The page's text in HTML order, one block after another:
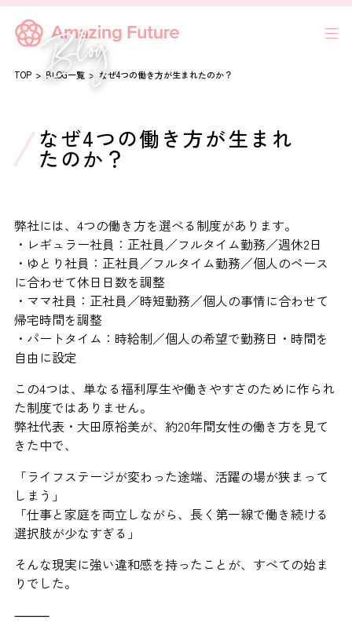
TOP BLOG一覧 なぜ4つの働き方が生まれたのか？
なぜ4つの働き方が生まれ
たのか？
弊社には、4つの働き方を選べる制度があります。
・レギュラー社員：正社員／フルタイム勤務／週休2日
・ゆとり社員：正社員／フルタイム勤務／個人のペース
に合わせて休日日数を調整
・ママ社員：正社員／時短勤務／個人の事情に合わせて
帰宅時間を調整
・パートタイム：時給制／個人の希望で勤務日・時間を
自由に設定
この4つは、単なる福利厚生や働きやすさのために作られ
た制度ではありません。
弊社代表・大田原裕美が、約20年間女性の働き方を見て
きた中で、
「ライフステージが変わった途端、活躍の場が狭まって
しまう」
「仕事と家庭を両立しながら、長く第一線で働き続ける
選択肢が少なすぎる」
そんな現実に強い違和感を持ったことが、すべての始ま
りでした。
⸻